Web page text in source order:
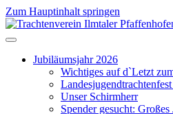
Zum Hauptinhalt springen
Jubiläumsjahr 2026
Wichtiges auf d`Letzt
Unser Schirmherr
Spender gesucht: